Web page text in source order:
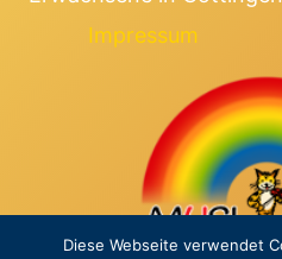
Impressum
Diese Webseite verwendet